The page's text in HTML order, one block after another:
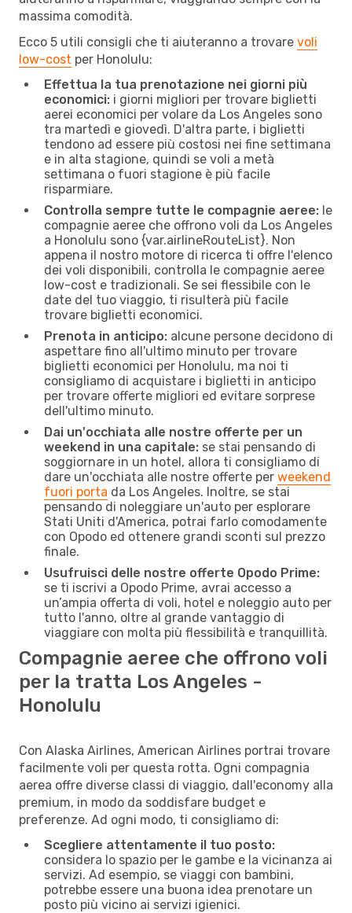
massima comodità.
Ecco 5 utili consigli che ti aiuteranno a trovare voli
low-cost per Honolulu:
Effettua la tua prenotazione nei giorni più
economici: i giorni migliori per trovare biglietti
aerei economici per volare da Los Angeles sono
tra martedì e giovedì. D'altra parte, i biglietti
tendono ad essere più costosi nei fine settimana
e in alta stagione, quindi se voli a metà
settimana o fuori stagione è più facile
risparmiare.
Controlla sempre tutte le compagnie aeree: le
compagnie aeree che offrono voli da Los Angeles
a Honolulu sono {​var.airlineRouteList}. Non
appena il nostro motore di ricerca ti offre l'elenco
dei voli disponibili, controlla le compagnie aeree
low-cost e tradizionali. Se sei flessibile con le
date del tuo viaggio, ti risulterà più facile
trovare biglietti economici.
Prenota in anticipo: alcune persone decidono di
aspettare fino all'ultimo minuto per trovare
biglietti economici per Honolulu, ma noi ti
consigliamo di acquistare i biglietti in anticipo
per trovare offerte migliori ed evitare sorprese
dell'ultimo minuto.
Dai un'occhiata alle nostre offerte per un
weekend in una capitale: se stai pensando di
soggiornare in un hotel, allora ti consigliamo di
dare un'occhiata alle nostre offerte per weekend
fuori porta da Los Angeles. Inoltre, se stai
pensando di noleggiare un'auto per esplorare
Stati Uniti d'America, potrai farlo comodamente
con Opodo ed ottenere grandi sconti sul prezzo
finale.
Usufruisci delle nostre offerte Opodo Prime:
se ti iscrivi a Opodo Prime, avrai accesso a
un’ampia offerta di voli, hotel e noleggio auto per
tutto l'anno, oltre al grande vantaggio di
viaggiare con molta più flessibilità e tranquillità.
Compagnie aeree che offrono voli
per la tratta Los Angeles -
Honolulu
Con Alaska Airlines, American Airlines portrai trovare
facilmente voli per questa rotta. Ogni compagnia
aerea offre diverse classi di viaggio, dall'economy alla
premium, in modo da soddisfare budget e
preferenze. Ad ogni modo, ti consigliamo di:
Scegliere attentamente il tuo posto:
considera lo spazio per le gambe e la vicinanza ai
servizi. Ad esempio, se viaggi con bambini,
potrebbe essere una buona idea prenotare un
posto più vicino ai servizi igienici.